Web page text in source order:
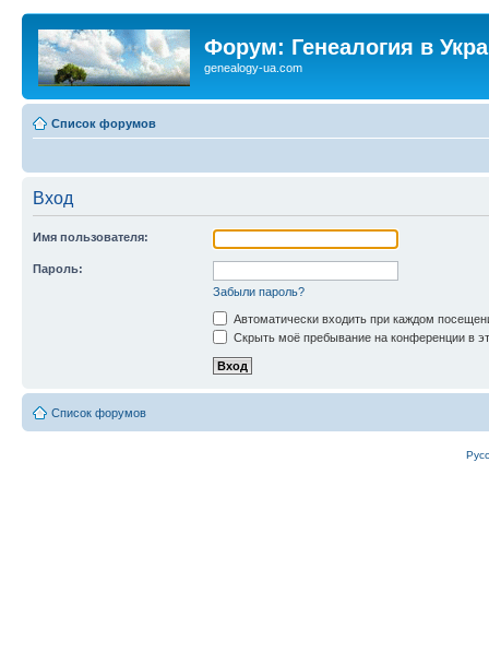
Форум: Генеалогия в
genealogy-ua.com
Список форумов
Вход
Имя пользователя:
Пароль:
Забыли пароль?
Автоматически входить при каждом
Скрыть моё пребывание на конференции в
Список форумов